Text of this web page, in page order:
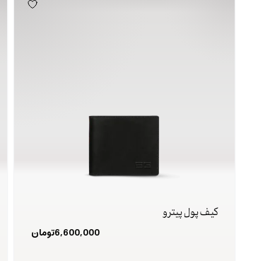
کیف پول پیترو
6,600,000تومان